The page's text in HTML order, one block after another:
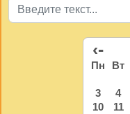
‹-
Пн Вт
3
4
10
11